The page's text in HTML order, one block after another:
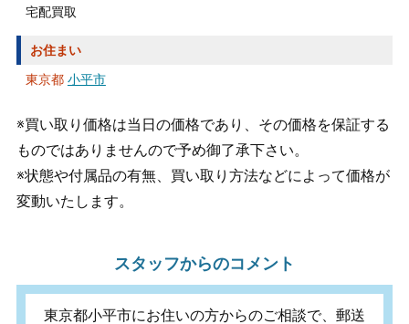
宅配買取
お住まい
東京都 小平市
※買い取り価格は当日の価格であり、その価格を保証する
ものではありませんので予め御了承下さい。
※状態や付属品の有無、買い取り方法などによって価格が
変動いたします。
スタッフからのコメント
東京都小平市にお住いの方からのご相談で、郵送